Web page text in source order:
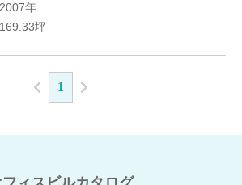
2007年
169.33坪
1